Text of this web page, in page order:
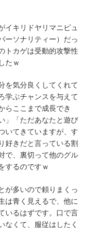
イキリドヤリマニピュ
ーソナリティー）だっ
トカゲは受動的攻撃性
たｗ
を気分良くしてくれて
学ぶチャンスを与えて
らここまで成長でき
」「ただあなたと遊び
いてきていますが、す
好きだと言っている割
で、裏切って他のグル
するのですｗ
が多いので頼りまくっ
は青く見えるで、他に
いるはずです。口で言
なくて、服従はしたく